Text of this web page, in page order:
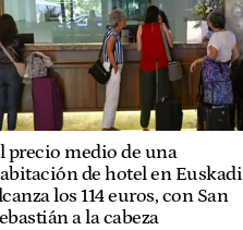
precio medio de una
de hotel en Euskadi
los 114 euros, con San
a la cabeza